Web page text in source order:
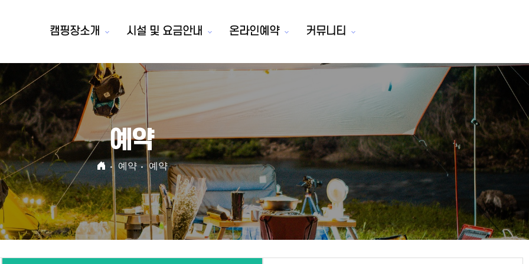
캠핑장소개 시설 및 요금안내 온라인예약 커뮤니티
예약
예약 예약